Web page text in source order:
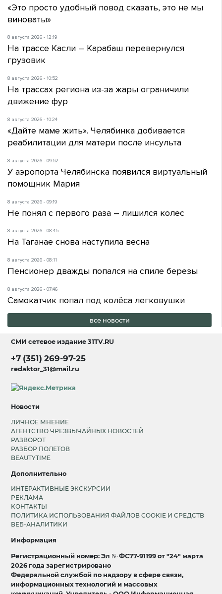
«Это просто удобный повод сказать, это не мы
виноваты»
8 августа 2026 - 12:19
На трассе Касли – Карабаш перевернулся
грузовик
8 августа 2026 - 10:52
На трассах региона из-за жары ограничили
движение фур
8 августа 2026 - 10:24
«Дайте маме жить». Челябинка добивается
реабилитации для матери после инсульта
8 августа 2026 - 09:52
У аэропорта Челябинска появился виртуальный
помощник Мария
8 августа 2026 - 09:19
Не понял с первого раза – лишился колес
8 августа 2026 - 08:45
На Таганае снова наступила весна
8 августа 2026 - 08:11
Пенсионер дважды попался на спиле березы
8 августа 2026 - 07:46
Самокатчик попал под колёса легковушки
все новости
СМИ сетевое издание31TV.RU
+7 (351) 269-97-25
redaktor_31@mail.ru
Новости
ЛИЧНОЕ МНЕНИЕ
АГЕНТСТВО ЧРЕЗВЫЧАЙНЫХ НОВОСТЕЙ
РАЗВОРОТ
РАЗБОР ПОЛЕТОВ
BEAUTYTIME
Дополнительно
ИНТЕРАКТИВНЫЕ ЭКСКУРСИИ
РЕКЛАМА
КОНТАКТЫ
ПОЛИТИКА ИСПОЛЬЗОВАНИЯ ФАЙЛОВ COOKIE И СРЕДСТВ
ВЕБ-АНАЛИТИКИ
Информация
Регистрационный номер: Эл № ФС77-91199 от "24" марта
2026 года зарегистрировано
Федеральной службой по надзору в сфере связи,
информационных технологий и массовых